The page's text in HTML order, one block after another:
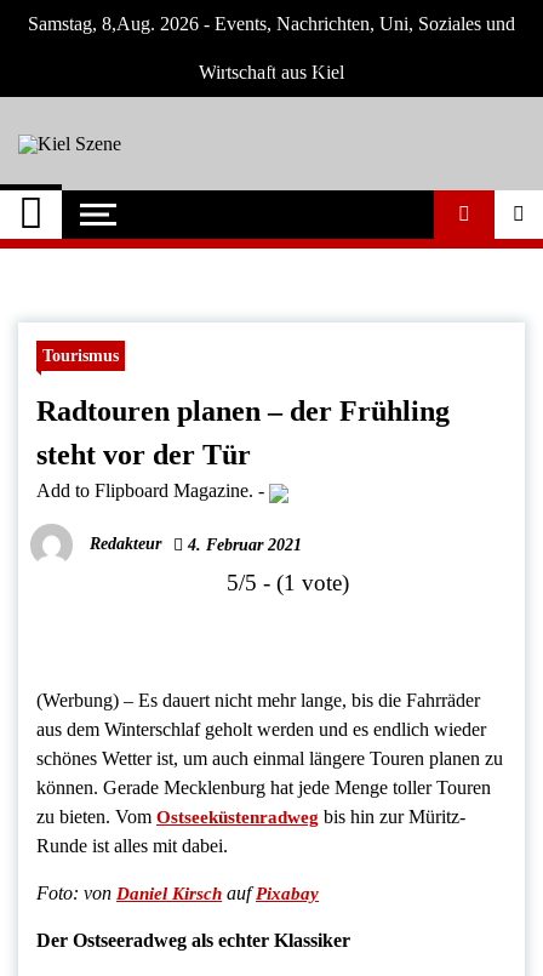
Skip
Samstag, 8,Aug. 2026 - Events, Nachrichten, Uni, Soziales und
Wirtschaft aus Kiel
Kiel Szene
Neuigkeiten und Nachrichten aus Kiel und
Umgebung
Tourismus
Radtouren planen – der Frühling
steht vor der Tür
Add to Flipboard Magazine. -
Redakteur 4. Februar 2021
5/5 - (1 vote)
(Werbung) – Es dauert nicht mehr lange, bis die Fahrräder
aus dem Winterschlaf geholt werden und es endlich wieder
schönes Wetter ist, um auch einmal längere Touren planen zu
können. Gerade Mecklenburg hat jede Menge toller Touren
zu bieten. Vom Ostseeküstenradweg bis hin zur Müritz-
Runde ist alles mit dabei.
Foto: von Daniel Kirsch aufPixabay
Der Ostseeradweg als echter Klassiker